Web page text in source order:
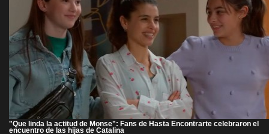
"Que linda la actitud de Monse": Fans de Hasta Encontrarte celebraron el
encuentro de las hijas de Catalina